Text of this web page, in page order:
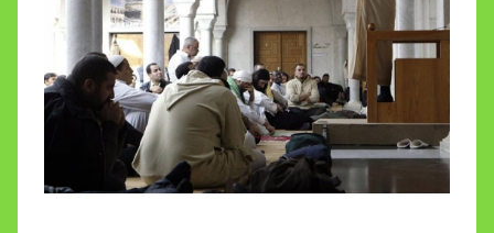
a
l
l
e
t
t
e